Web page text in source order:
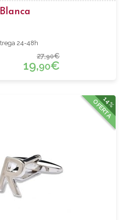
24-48h
27,90€
19,90€
14%
OFERTA